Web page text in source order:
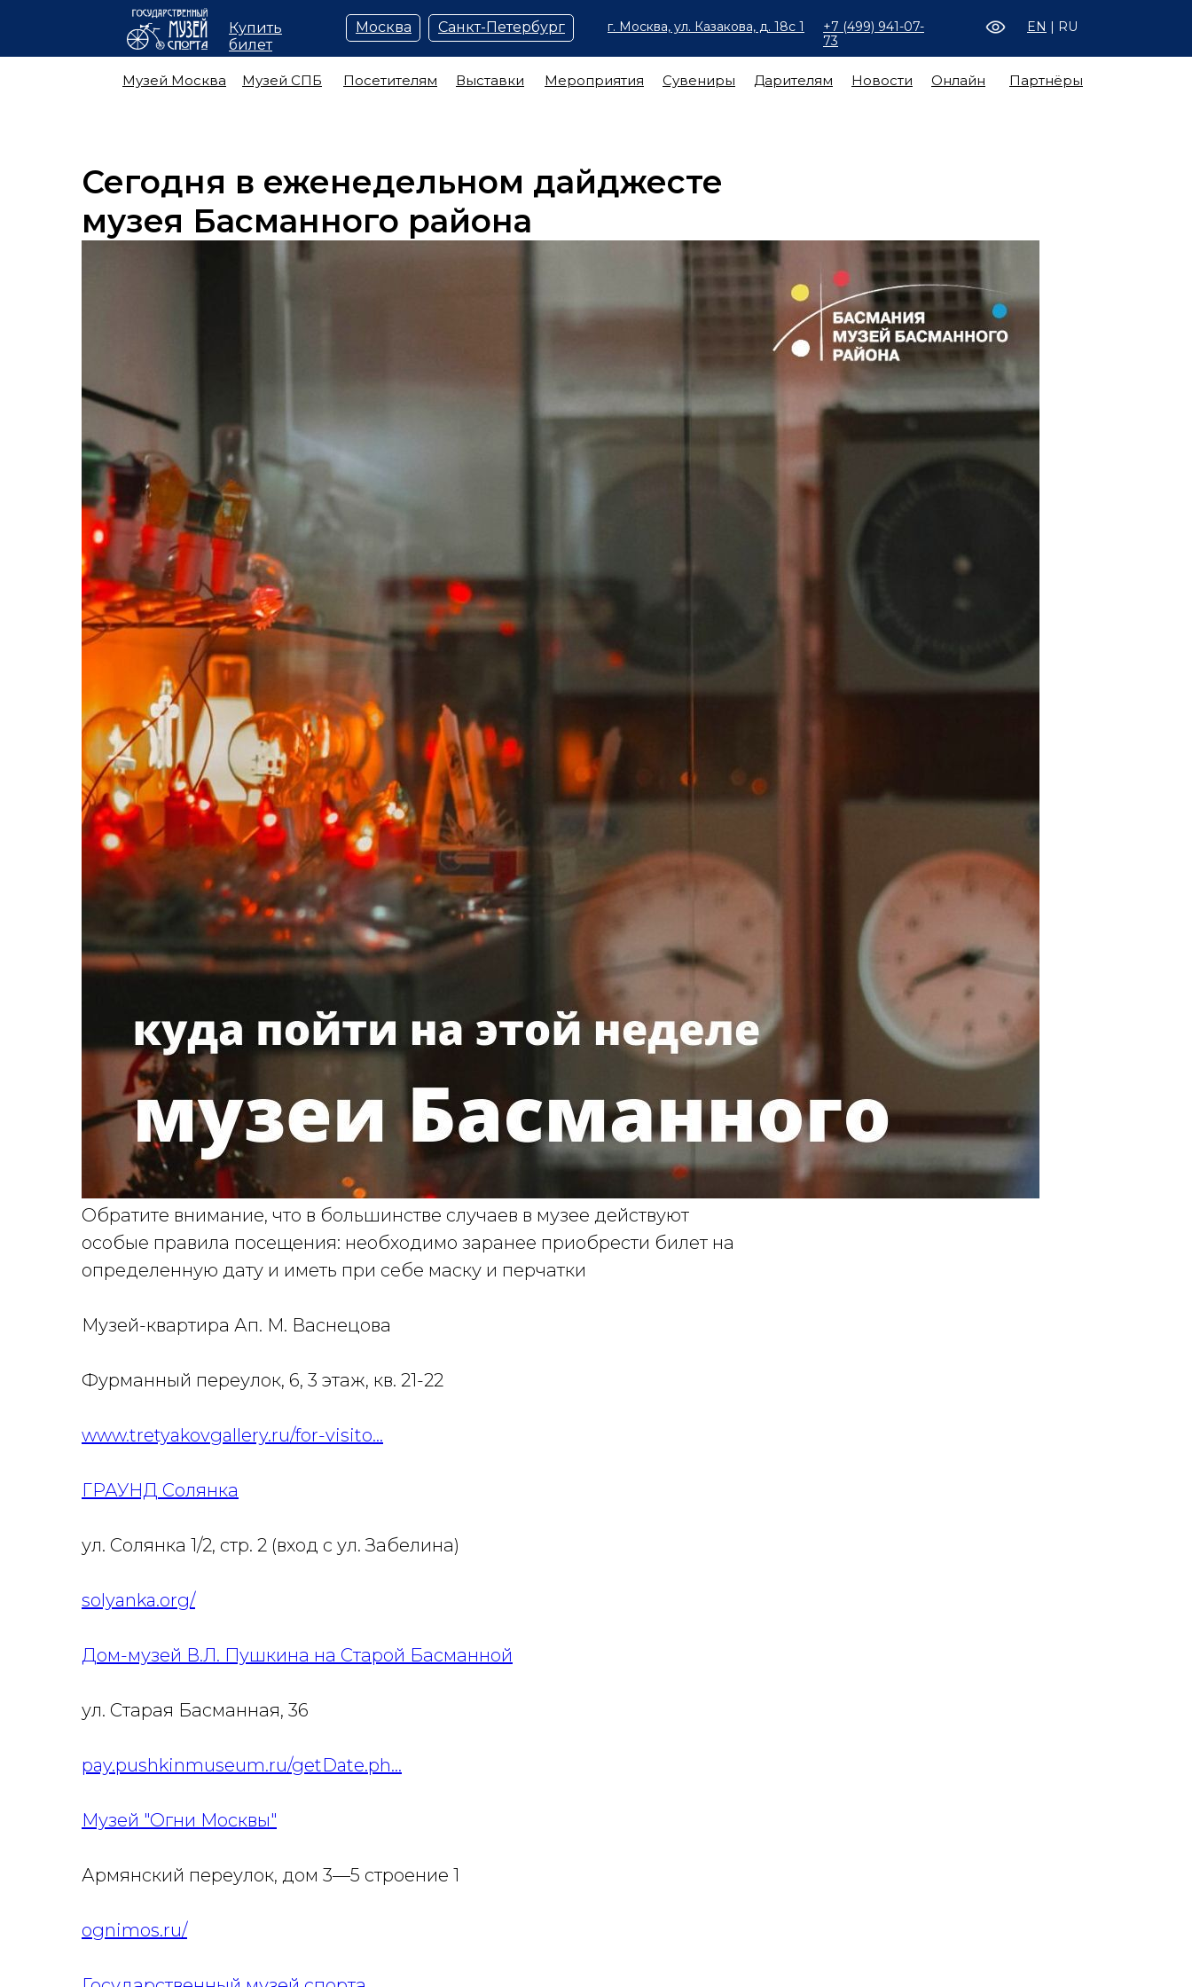
| RU
EN
+7 (499) 941-07-
73
г. Москва, ул. Казакова, д. 18с 1
Музей Москва Музей СПБ Посетителям Выставки Мероприятия Сувениры Новости
Дарителям Онлайн Партнёры
Санкт-Петербург
Москва
Купить
билет
Сегодня в еженедельном дайджесте
музея Басманного района
Обратите внимание, что в большинстве случаев в музее действуют
особые правила посещения: необходимо заранее приобрести билет на
определенную дату и иметь при себе маску и перчатки
Музей-квартира Ап. М. Васнецова
Фурманный переулок, 6, 3 этаж, кв. 21-22
www.tretyakovgallery.ru/for-visito...
ГРАУНД Солянка
ул. Солянка 1/2, стр. 2 (вход с ул. Забелина)
solyanka.org/
Дом-музей В.Л. Пушкина на Старой Басманной
ул. Старая Басманная, 36
pay.pushkinmuseum.ru/getDate.ph...
Музей "Огни Москвы"
Армянский переулок, дом 3—5 строение 1
ognimos.ru/